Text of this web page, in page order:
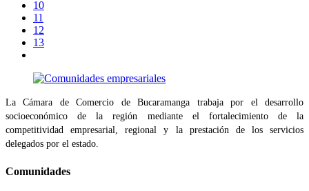
10
11
12
13
La Cámara de Comercio de Bucaramanga trabaja por el desarrollo
socioeconómico de la región mediante el fortalecimiento de la
competitividad empresarial, regional y la prestación de los servicios
delegados por el estado.
Comunidades